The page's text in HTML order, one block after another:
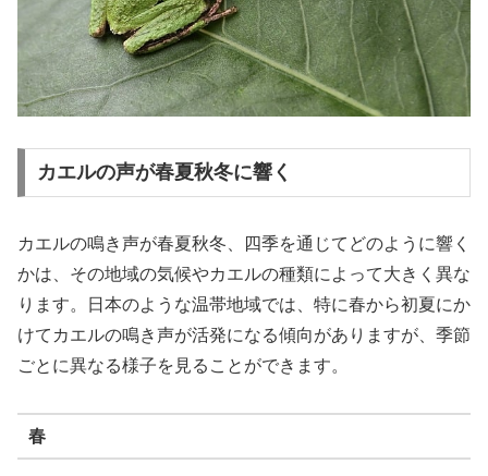
カエルの声が春夏秋冬に響く
カエルの鳴き声が春夏秋冬、四季を通じてどのように響く
かは、その地域の気候やカエルの種類によって大きく異な
ります。日本のような温帯地域では、特に春から初夏にか
けてカエルの鳴き声が活発になる傾向がありますが、季節
ごとに異なる様子を見ることができます。
春